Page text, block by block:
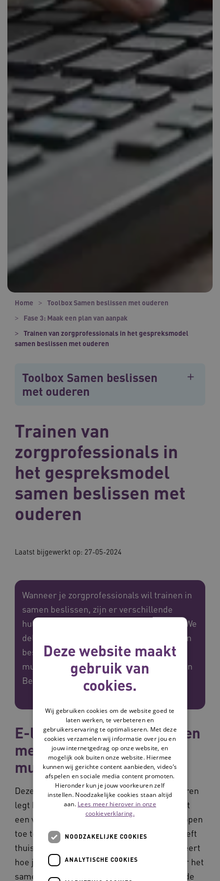
Home
Toolbox Samen beslissen met ouderen
Fase 3: Maak een plan van aanpak
Trainen van zorgprofessionals in het gespreksmodel
samen beslissen met ouderen
Toolbox Samen beslissen
met ouderen
Trainen van
zorgprofessionals in
het gespreksmodel
samen beslissen met
ouderen
Laatst bijgewerkt op: 27-05-2024
Wanneer je zorgprofessionals wil trainen in
samen beslissen, zijn er verschillende
hulpmiddelen die daarbij kunnen helpen. We
delen op deze pagina de 'E-learning samen
beslissen met ouderen met
multimorbiditeit' en het 'Zakkaartje Samen
Beslissen'.
E-learning samen beslissen
met ouderen met
multimorbiditeit
Deze e-learning samen beslissen met ouderen
legt het 6 stappen gespreksmodel uit en met
een virtuele oudere patiënt leer je deze stappen
toe te passen. De virtuele oudere patiënt heeft
thuis de Samen Beslis Hulp ingevuld en je leert
hoe je de bevindingen daarvan gebruikt voor het
samen beslissen. Je kunt kiezen om vanuit de
Deze website maakt
gebruik van
cookies.
Wij gebruiken cookies om de website goed te
laten werken, te verbeteren en
gebruikerservaring te optimaliseren. Met deze
cookies verzamelen wij informatie over jou en
jouw internetgedrag op onze website, en
mogelijk ook buiten onze website. Hiermee
kunnen wij gerichte content aanbieden, video’s
afspelen en sociale media content promoten.
Hieronder kun je jouw voorkeuren zelf
instellen. Noodzakelijke cookies staan altijd
aan. Lees meer hierover in onze
cookieverklaring.
NOODZAKELIJKE COOKIES
ANALYTISCHE COOKIES